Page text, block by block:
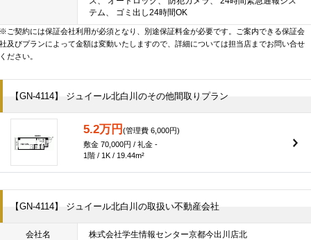
テム、 ゴミ出し24時間OK
※ご契約には保証会社利用が必須となり、別途保証料金が必要です。ご案内できる保証会
社及びプランによって金額は変動いたしますので、詳細については担当店までお問い合せ
ください。
【GN-4114】 ジュイール北白川のその他間取りプラン
5.2万円 (管理費 6,000円)
敷金 70,000円 / 礼金 -
1階 / 1K / 19.44m²
【GN-4114】 ジュイール北白川の取扱い不動産会社
会社名 株式会社学生情報センター京都今出川店北